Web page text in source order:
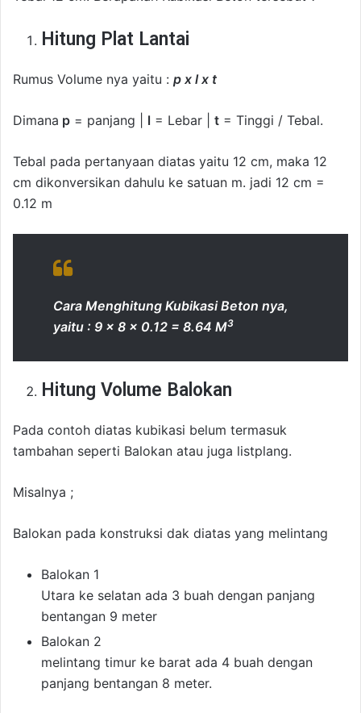
Hitung Plat Lantai
Rumus Volume nya yaitu : p x l x t
Dimana p = panjang | l = Lebar | t = Tinggi / Tebal.
Tebal pada pertanyaan diatas yaitu 12 cm, maka 12
cm dikonversikan dahulu ke satuan m. jadi 12 cm =
0.12 m
Cara Menghitung Kubikasi Beton nya,
yaitu : 9 x 8 x 0.12 = 8.64 M3
Hitung Volume Balokan
Pada contoh diatas kubikasi belum termasuk
tambahan seperti Balokan atau juga listplang.
Misalnya ;
Balokan pada konstruksi dak diatas yang melintang
Balokan 1
Utara ke selatan ada 3 buah dengan panjang
bentangan 9 meter
Balokan 2
melintang timur ke barat ada 4 buah dengan
panjang bentangan 8 meter.